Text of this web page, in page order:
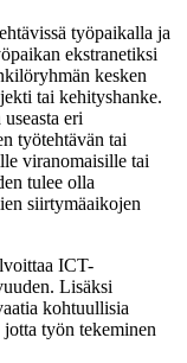
työpaikalla ja
ekstranetiksi
kesken
tai kehityshanke.
eri
työtehtävän tai
viranomaisille tai
tulee olla
siirtymäaikojen
ICT-
Lisäksi
kohtuullisia
työn tekeminen